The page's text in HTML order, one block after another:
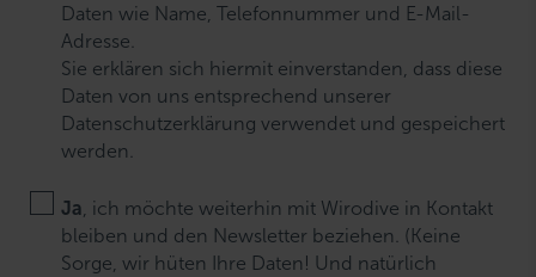
Daten wie Name, Telefonnummer und E-Mail-
Adresse.
Sie erklären sich hiermit einverstanden, dass diese
Daten von uns entsprechend unserer
Datenschutzerklärung verwendet und gespeichert
werden.
Ja, ich möchte weiterhin mit Wirodive in Kontakt
bleiben und den Newsletter beziehen. (Keine
Sorge, wir hüten Ihre Daten! Und natürlich